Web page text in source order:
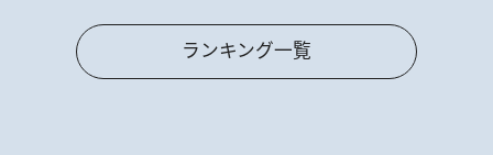
ランキング一覧